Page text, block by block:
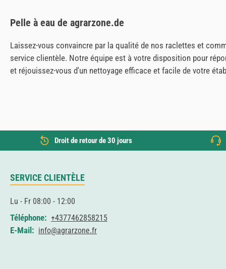
Pelle à eau de agrarzone.de
Laissez-vous convaincre par la qualité de nos raclettes et
service clientèle. Notre équipe est à votre disposition pour
et réjouissez-vous d'un nettoyage efficace et facile de votre
Droit de retour de 30 jours
SERVICE CLIENTÈLE
Lu - Fr 08:00 - 12:00
Téléphone: +4377462858215
E-Mail: info@agrarzone.fr